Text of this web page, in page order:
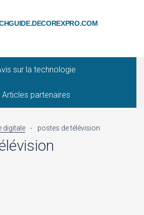
sur la technologie
Articles partenaires
digitale - postes de télévision